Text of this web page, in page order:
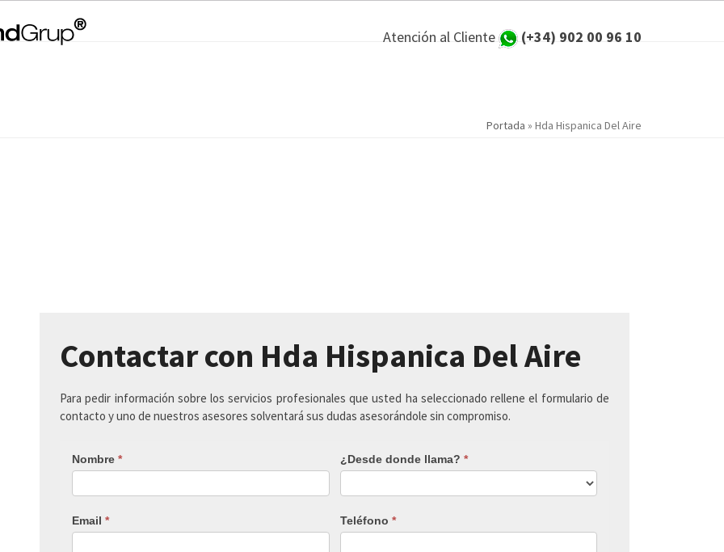
Atención al Cliente (+34) 902 00 96 10
Portada » Hda Hispanica Del Aire
Contactar con Hda Hispanica Del Aire
Para pedir información sobre los servicios profesionales que usted ha seleccionado rellene el formulario de
contacto y uno de nuestros asesores solventará sus dudas asesorándole sin compromiso.
Nombre * ¿Desde donde llama? *
Email * Teléfono *